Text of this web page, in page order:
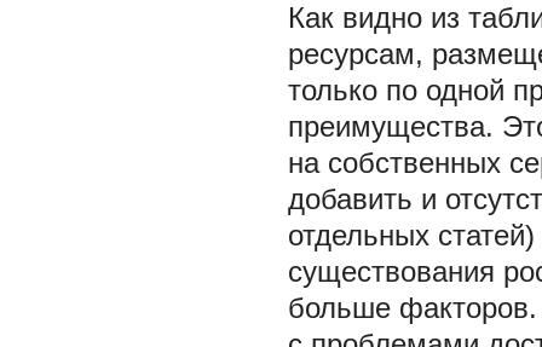
Как видно из
ресурсам,
только по одной
преимущества.
на собственных
добавить и
отдельных
существования
больше факторов.